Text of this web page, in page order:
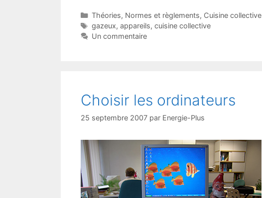
Catégories
Théories, Normes et règlements, Cuisine collective
Étiquettes
gazeux, appareils, cuisine collective
Un commentaire
Choisir les ordinateurs
25 septembre 2007 par Energie-Plus